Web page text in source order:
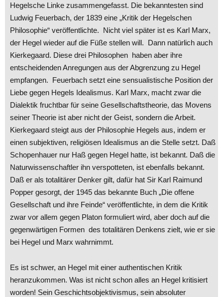
Hegelsche Linke zusammengefasst. Die bekanntesten sind
Ludwig Feuerbach, der 1839 eine „Kritik der Hegelschen
Philosophie“ veröffentlichte. Nicht viel später ist es Karl Marx,
der Hegel wieder auf die Füße stellen will. Dann natürlich auch
Kierkegaard. Diese drei Philosophen haben aber ihre
entscheidenden Anregungen aus der Abgrenzung zu Hegel
empfangen. Feuerbach setzt eine sensualistische Position der
Liebe gegen Hegels Idealismus. Karl Marx, macht zwar die
Dialektik fruchtbar für seine Gesellschaftstheorie, das Movens
seiner Theorie ist aber nicht der Geist, sondern die Arbeit.
Kierkegaard steigt aus der Philosophie Hegels aus, indem er
einen subjektiven, religiösen Idealismus an die Stelle setzt. Daß
Schopenhauer nur Haß gegen Hegel hatte, ist bekannt. Daß die
Naturwissenschaftler ihn verspotteten, ist ebenfalls bekannt.
Daß er als totalitärer Denker gilt, dafür hat Sir Karl Raimund
Popper gesorgt, der 1945 das bekannte Buch „Die offene
Gesellschaft und ihre Feinde“ veröffentlichte, in dem die Kritik
zwar vor allem gegen Platon formuliert wird, aber doch auf die
gegenwärtigen Formen des totalitären Denkens zielt, wie er sie
bei Hegel und Marx wahrnimmt.
Es ist schwer, an Hegel mit einer authentischen Kritik
heranzukommen. Was ist nicht schon alles an Hegel kritisiert
worden! Sein Geschichtsobjektivismus, sein absoluter